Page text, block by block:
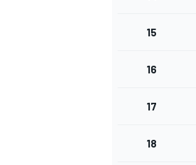
15
16
17
18